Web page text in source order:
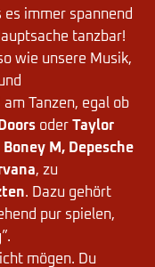
es immer spannend
tanzbar!
wie unsere Musik,
Tanzen, egal ob
Doors oder Taylor
M, Depesche
, zu
. Dazu gehört
pur spielen,
mögen. Du